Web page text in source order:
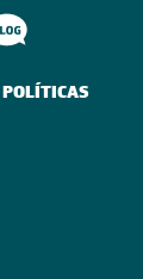
POLÍTICAS